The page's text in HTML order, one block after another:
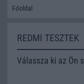
Főoldal
REDMI TESZTEK
Válassza ki az Ön